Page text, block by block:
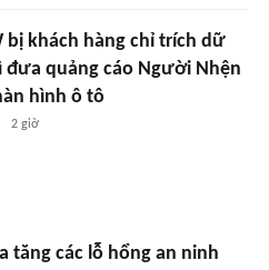
bị khách hàng chỉ trích dữ
đưa quảng cáo Người Nhện
hình ô tô
2 giờ
tăng các lỗ hổng an ninh